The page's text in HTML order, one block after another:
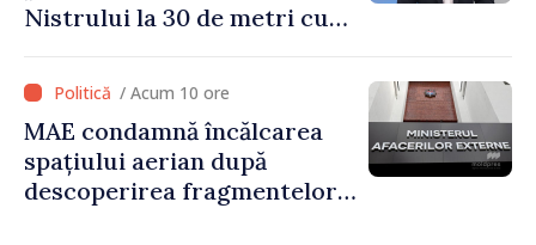
Nistrului la 30 de metri cubi
„catastrofă naturală”
/ Acum 10 ore
MAE condamnă încălcarea
spațiului aerian după
descoperirea fragmentelor